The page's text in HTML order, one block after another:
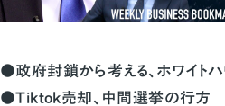
●政府封鎖から考える、ホワイト
●Tiktok売却、中間選挙の行方